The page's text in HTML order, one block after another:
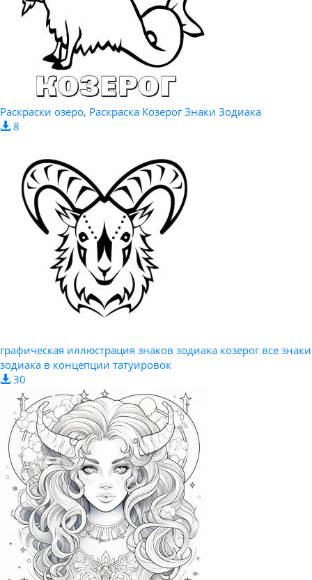
Раскраски озеро, Раскраска Козерог Знаки Зодиака
8
графическая иллюстрация знаков зодиака козерог все знаки
зодиака в концепции татуировок
30